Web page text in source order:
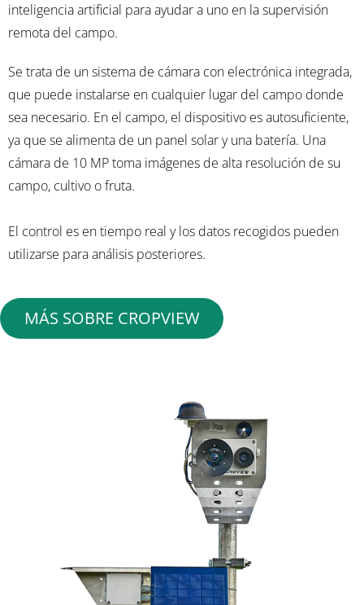
inteligencia artificial para ayudar a uno en la supervisión
remota del campo.
Se trata de un sistema de cámara con electrónica integrada,
que puede instalarse en cualquier lugar del campo donde
sea necesario. En el campo, el dispositivo es autosuficiente,
ya que se alimenta de un panel solar y una batería. Una
cámara de 10 MP toma imágenes de alta resolución de su
campo, cultivo o fruta.
El control es en tiempo real y los datos recogidos pueden
utilizarse para análisis posteriores.
MÁS SOBRE CROPVIEW